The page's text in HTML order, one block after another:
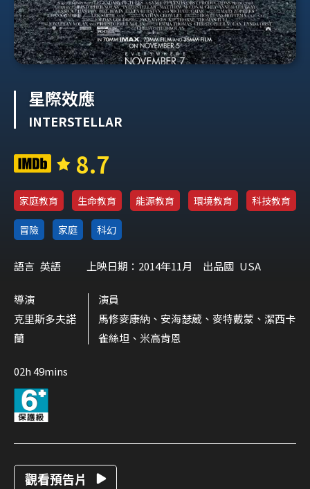
星際效應
INTERSTELLAR
8.7
家庭教育 生命教育 能源教育 環境教育 科技教育
冒險 家庭 科幻
語言 英語 上映日期：2014年11月 出品國 USA
導演
克里斯多夫諾
蘭
演員
馬修麥康納、安海瑟葳、麥特戴蒙、潔西卡
雀絲坦、米高肯恩
02h 49mins
觀看預告片